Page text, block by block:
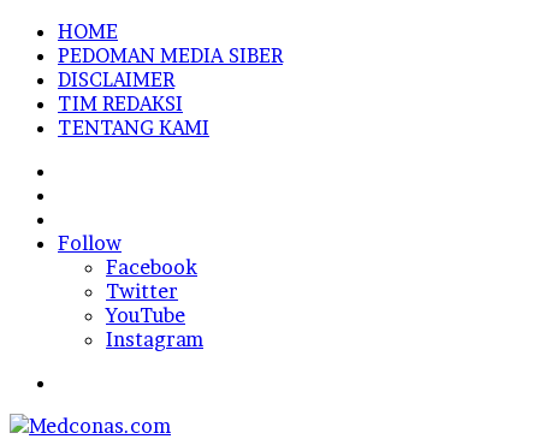
HOME
PEDOMAN MEDIA SIBER
DISCLAIMER
TIM REDAKSI
TENTANG KAMI
In
Follow
Facebook
Twitter
YouTube
Instagram